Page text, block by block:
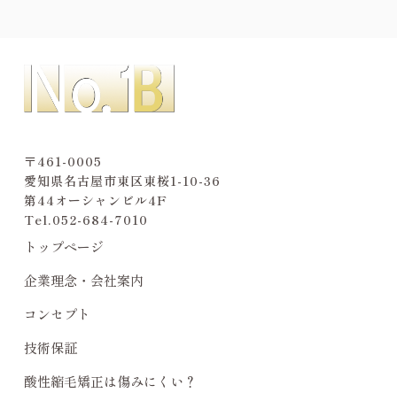
お客様を安心させる事を目的にギリギリのライン
で誇大広告にならないような発信は、ときには必
要かと思います。ですがリスクを伴う技術に関し
ければ、継続的にキレイな髪にしていく事は困難
です。
傷んだ髪が回復する事は絶対にありえません。だ
からこそ、ダメージを最小限に留める施術、ダメ
ージを最小限に留めるケアが何より大切だと考え
ております。